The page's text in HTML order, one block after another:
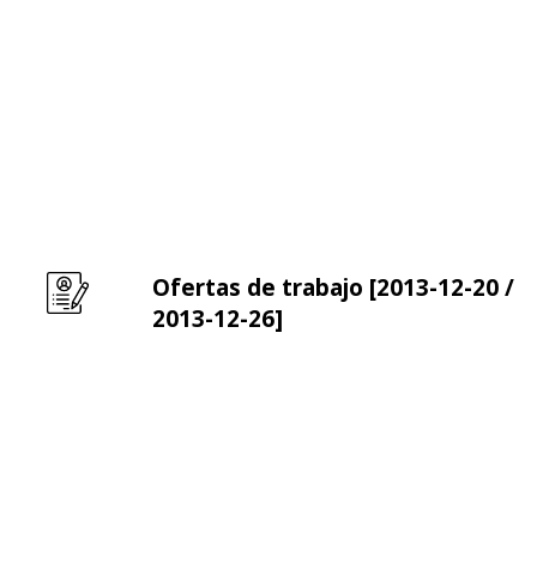
Ofertas de trabajo [2013-12-20 /
2013-12-26]
Leer m�s sobre Ofertas de trabajo [2013-12-20 /